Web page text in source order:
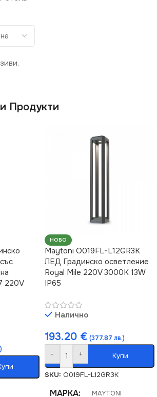
Продукти
220V
НОВО
Maytoni O019FL-L12GR3K
ЛЕД Градинско осветление
Royal Mile 220V 3000K 13W
IP65
Налично
193.20 € (377.87 лв.)
- + Купи
SKU: O019FL-L12GR3K
МАРКА MAYTONI